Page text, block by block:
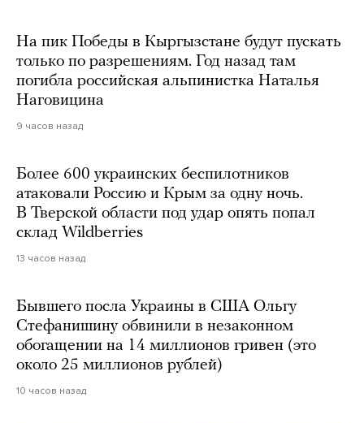
На пик Победы в Кыргызстане будут пускать
только по разрешениям. Год назад там
погибла российская альпинистка Наталья
Наговицина
9 часов назад
Более 600 украинских беспилотников
атаковали Россию и Крым за одну ночь.
В Тверской области под удар опять попал
склад Wildberries
13 часов назад
Бывшего посла Украины в США Ольгу
Стефанишину обвинили в незаконном
обогащении на 14 миллионов гривен (это
около 25 миллионов рублей)
10 часов назад